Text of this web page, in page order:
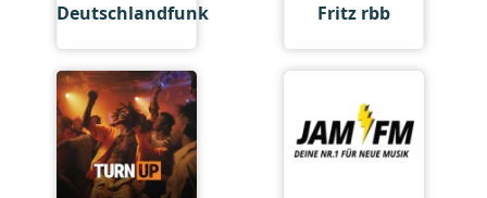
Deutschlandfunk Fritz rbb